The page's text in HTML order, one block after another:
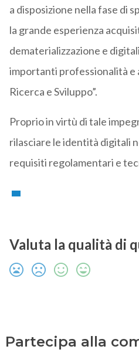
a disposizione nella fase di
la grande esperienza
dematerializzazione e
importanti professionalità e
Ricerca e Sviluppo”.
Proprio in virtù di tale
rilasciare le identità digitali
requisiti regolamentari e
Valuta la qualità di
Partecipa alla